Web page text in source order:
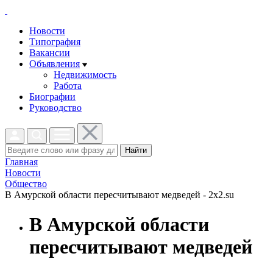
Новости
Типография
Вакансии
Объявления
Недвижимость
Работа
Биографии
Руководство
Найти
Главная
Новости
Общество
В Амурской области пересчитывают медведей - 2x2.su
В Амурской области
пересчитывают медведей